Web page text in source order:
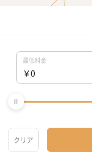
タンプについて